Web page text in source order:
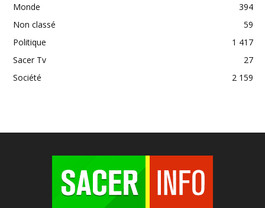
Monde
394
Non classé
59
Politique
1 417
Sacer Tv
27
Société
2 159